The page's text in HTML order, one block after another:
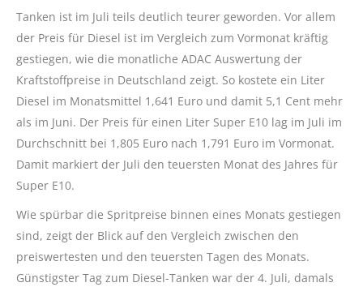
Tanken ist im Juli teils deutlich teurer geworden. Vor allem
der Preis für Diesel ist im Vergleich zum Vormonat kräftig
gestiegen, wie die monatliche ADAC Auswertung der
Kraftstoffpreise in Deutschland zeigt. So kostete ein Liter
Diesel im Monatsmittel 1,641 Euro und damit 5,1 Cent mehr
als im Juni. Der Preis für einen Liter Super E10 lag im Juli im
Durchschnitt bei 1,805 Euro nach 1,791 Euro im Vormonat.
Damit markiert der Juli den teuersten Monat des Jahres für
Super E10.
Wie spürbar die Spritpreise binnen eines Monats gestiegen
sind, zeigt der Blick auf den Vergleich zwischen den
preiswertesten und den teuersten Tagen des Monats.
Günstigster Tag zum Diesel-Tanken war der 4. Juli, damals